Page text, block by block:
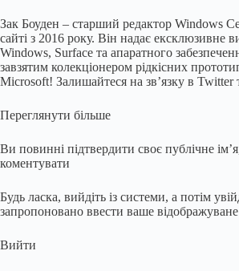
Зак Боуден – старший редактор Windows
сайті з 2016 року. Він надає ексклюзивне
Windows, Surface та апаратного
завзятим колекціонером рідкісних
Microsoft! Залишайтеся на зв’язку в Twitter
Переглянути більше
Ви повинні підтвердити своє публічне
коментувати
Будь ласка, вийдіть із системи, а потім
запропоновано ввести ваше відображуване
Вийти